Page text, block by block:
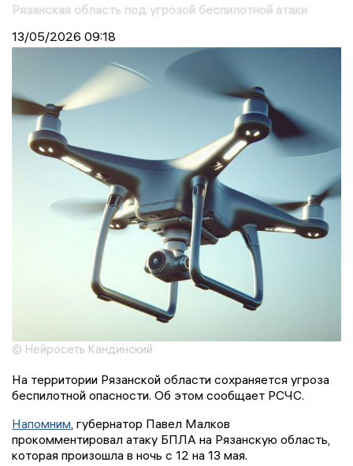
Рязанская область под угрозой беспилотной атаки
13/05/2026 09:18
© Нейросеть Кандинский
На территории Рязанской области сохраняется угроза
беспилотной опасности. Об этом сообщает РСЧС.
Напомним, губернатор Павел Малков
прокомментировал атаку БПЛА на Рязанскую область,
которая произошла в ночь с 12 на 13 мая.